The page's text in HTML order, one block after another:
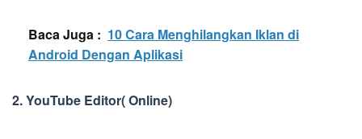
Baca Juga : 10 Cara Menghilangkan Iklan di
Android Dengan Aplikasi
2. YouTube Editor( Online)